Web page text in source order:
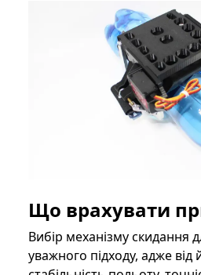
Що врахувати
Вибір механізму скидання
уважного підходу, адже від